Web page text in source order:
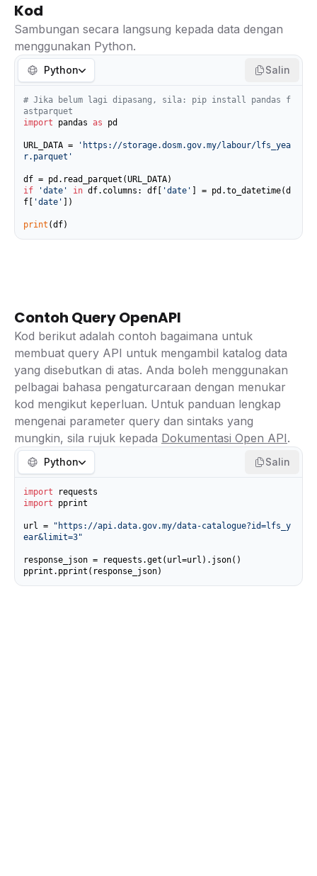
Kod
Sambungan secara langsung kepada data dengan
menggunakan Python.
Python Salin
# Jika belum lagi dipasang, sila: pip install pandas f
astparquet
import pandas as pd
URL_DATA =
'https://storage.dosm.gov.my/labour/lfs_yea
r.parquet'
if
'date' in df.columns: df[ 'date'
] = pd.to_datetime(d
f[
'date' ])
print (df)
Contoh Query OpenAPI
Kod berikut adalah contoh bagaimana untuk
membuat query API untuk mengambil katalog data
yang disebutkan di atas. Anda boleh menggunakan
pelbagai bahasa pengaturcaraan dengan menukar
kod mengikut keperluan. Untuk panduan lengkap
mengenai parameter query dan sintaks yang
mungkin, sila rujuk kepada Dokumentasi Open API.
Python Salin
import
import pprint
url =
"https://api.data.gov.my/data-catalogue?id=lfs_y
ear&limit=3"
response_json = requests.get(url=url).json()
pprint.pprint(response_json)